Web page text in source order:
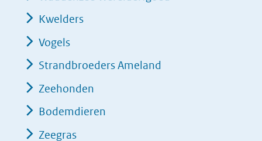
Kwelders
Vogels
Strandbroeders Ameland
Zeehonden
Bodemdieren
Zeegras